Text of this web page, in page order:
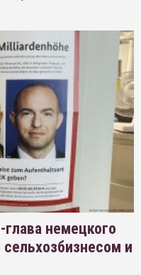
немецкого
и